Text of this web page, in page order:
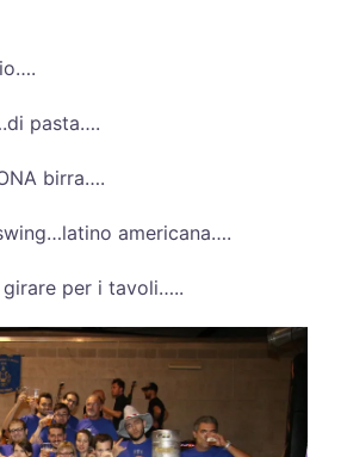
pasta….
birra….
americana….
per i tavoli…..